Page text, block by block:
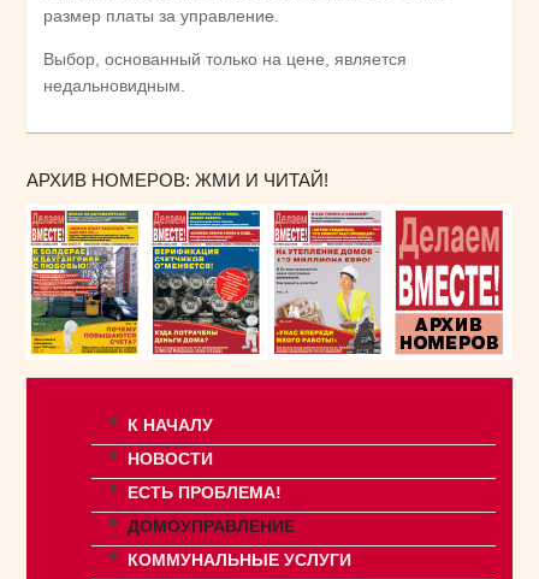
размер платы за управление.
Выбор, основанный только на цене, является
недальновидным.
АРХИВ НОМЕРОВ: ЖМИ И ЧИТАЙ!
К НАЧАЛУ
НОВОСТИ
ЕСТЬ ПРОБЛЕМА!
ДОМОУПРАВЛЕНИЕ
КОММУНАЛЬНЫЕ УСЛУГИ